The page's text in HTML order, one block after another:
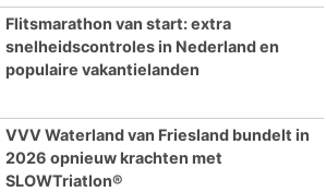
Flitsmarathon van start: extra
snelheidscontroles in Nederland en
populaire vakantielanden
VVV Waterland van Friesland bundelt in
2026 opnieuw krachten met
SLOWTriatlon®